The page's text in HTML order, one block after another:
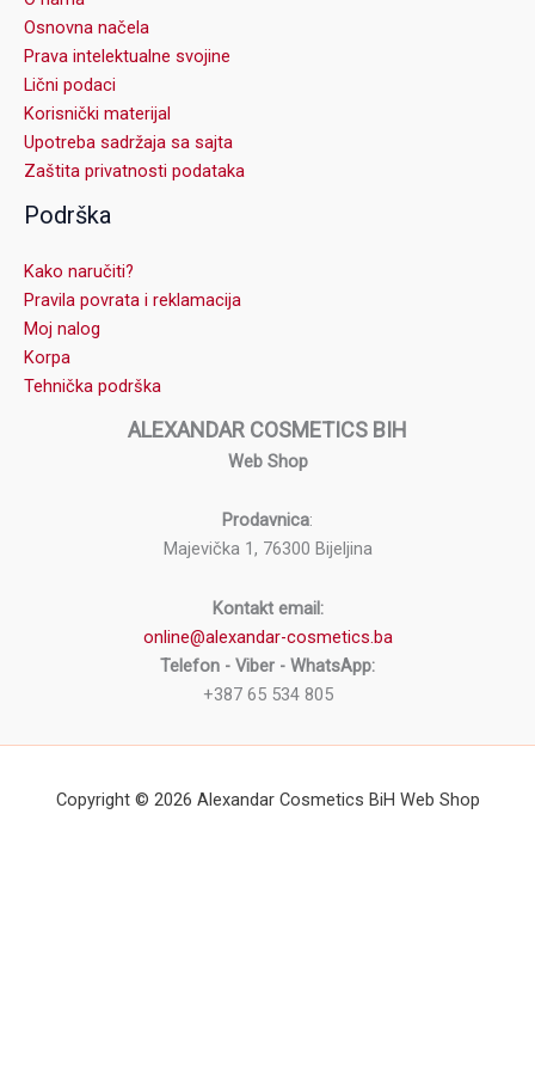
Osnovna načela
Prava intelektualne svojine
Lični podaci
Korisnički materijal
Upotreba sadržaja sa sajta
Zaštita privatnosti podataka
Podrška
Kako naručiti?
Pravila povrata i reklamacija
Moj nalog
Korpa
Tehnička podrška
ALEXANDAR COSMETICS BIH
Web Shop
Prodavnica:
Majevička 1, 76300 Bijeljina
Kontakt email:
online@alexandar-cosmetics.ba
Telefon - Viber - WhatsApp:
+387 65 534 805
Copyright © 2026 Alexandar Cosmetics BiH Web Shop